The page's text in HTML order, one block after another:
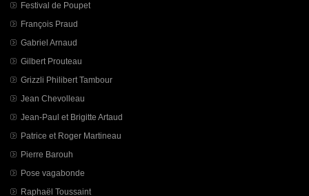
Festival de Poupet
François Praud
Gabriel Arnaud
Gilbert Prouteau
Grizzli Philibert Tambour
Jean Chevolleau
Jean-Paul et Brigitte Artaud
Patrice et Roger Martineau
Pierre Barouh
Pose vagabonde
Raphaël Toussaint